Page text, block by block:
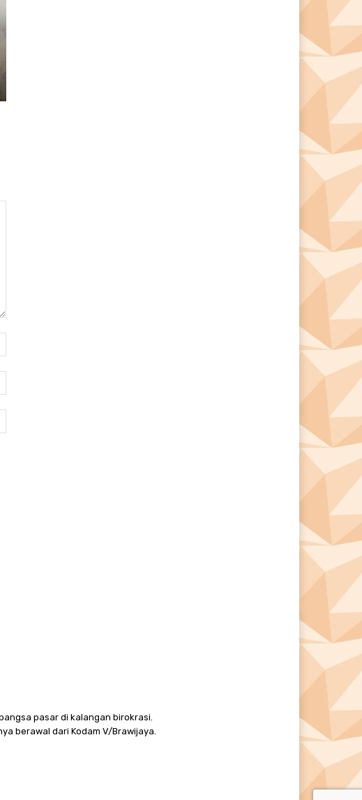
pasar di kalangan birokrasi.
berawal dari Kodam V/Brawijaya.